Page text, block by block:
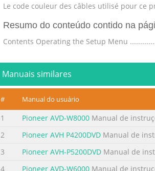
Le code couleur des câbles utilisé pour ce
Resumo do conteúdo contido na
Contents Operating the Setup Menu
IMPORTANT SAFEGUARDS .................... 3
Resumo do conteúdo contido na
ENGLISH ESPAÑOL DEUTSCH FRANÇAIS
of your musical enjoyment. Now it’s time
that lets the sound come through loud and
Resumo do conteúdo contido na
Manuais similares
# Manual do usuário
1 Pioneer AVD-W8000 Manual de
2
Pioneer AVH P4200DVD Manual de
3
Pioneer AVH-P5200DVD Manual de
4
Pioneer AVD-W6000 Manual de